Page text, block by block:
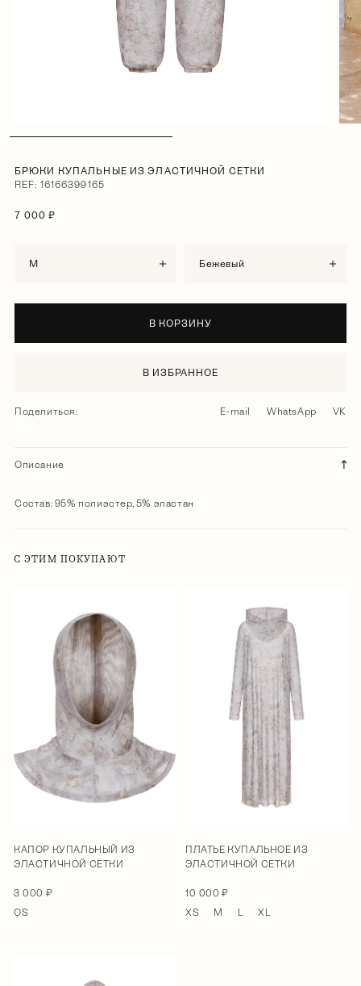
БРЮКИ КУПАЛЬНЫЕ ИЗ ЭЛАСТИЧНОЙ СЕТКИ
REF: 16166399165
7 000 ₽
M бежевый
В КОРЗИНУ
В ИЗБРАННОЕ
Поделиться: E-mail WhatsApp VK
Описание
Состав: 95% полиэстер, 5% эластан
С ЭТИМ ПОКУПАЮТ
КАПОР КУПАЛЬНЫЙ ИЗ
ЭЛАСТИЧНОЙ СЕТКИ
3 000 ₽
OS
ПЛАТЬЕ КУПАЛЬНОЕ ИЗ
ЭЛАСТИЧНОЙ СЕТКИ
10 000 ₽
XS
M L XL